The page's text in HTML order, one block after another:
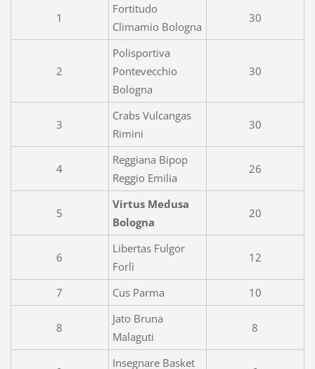
1
Fortitudo
Climamio Bologna
30
2
Polisportiva
Pontevecchio
Bologna
30
3
Crabs Vulcangas
Rimini
30
4
Reggiana Bipop
Reggio Emilia
26
5
Virtus Medusa
Bologna
20
6
Libertas Fulgor
Forlì
12
7 Cus Parma 10
8
Jato Bruna
Malaguti
8
Insegnare Basket